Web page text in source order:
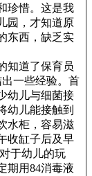
珍惜。这是我
园，才知道原
东西，缺乏实
知道了保育员
一些经验。首
幼儿与细菌接
幼儿能接触到
水柜，容易滋
收缸子后及早
于幼儿的玩
期用84消毒液